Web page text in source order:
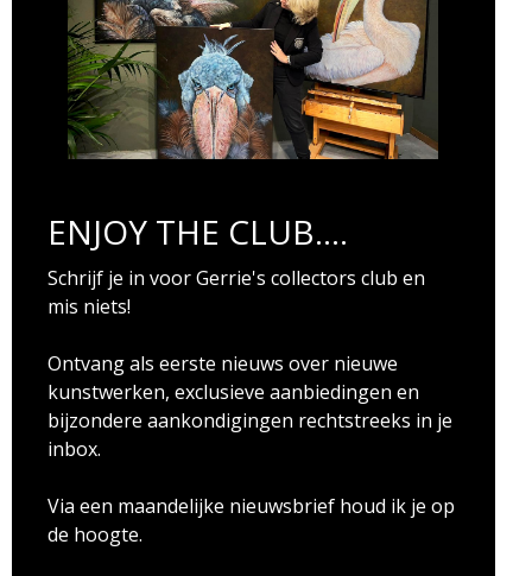
ENJOY THE CLUB....
Schrijf je in voor Gerrie's collectors club en
mis niets!
Ontvang als eerste nieuws over nieuwe
kunstwerken, exclusieve aanbiedingen en
bijzondere aankondigingen rechtstreeks in je
inbox.
Via een maandelijke nieuwsbrief houd ik je op
de hoogte.